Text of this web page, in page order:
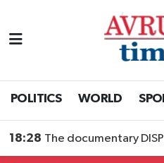
POLITICS WORLD
18:28 The documentary DISPLACED: A
Nöbetçi Eczaneler